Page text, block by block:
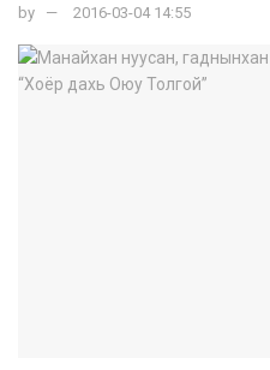
by 2016-03-04 14:55